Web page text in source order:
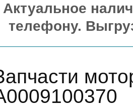
Актуальное
телефону.